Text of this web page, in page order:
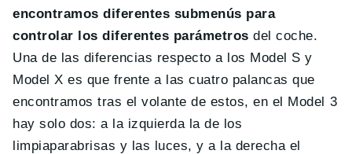
encontramos diferentes submenús para
controlar los diferentes parámetros del coche.
Una de las diferencias respecto a los Model S y
Model X es que frente a las cuatro palancas que
encontramos tras el volante de estos, en el Model 3
hay solo dos: a la izquierda la de los
limpiaparabrisas y las luces, y a la derecha el